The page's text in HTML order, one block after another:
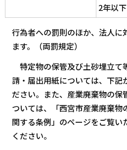
2年以
行為者への罰則のほか、法人に
ます。（両罰規定）
特定物の保管及び土砂埋立て
請・届出用紙については、下記
ださい。また、産業廃棄物の保
ついては、「西宮市産業廃棄物
関する条例」のページをご覧い
ください。